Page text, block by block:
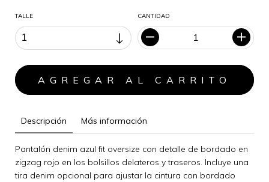
TALLE CANTIDAD
Descripción Más información
Pantalón denim azul fit oversize con detalle de bordado en
zigzag rojo en los bolsillos delateros y traseros. Incluye una
tira denim opcional para ajustar la cintura con bordado